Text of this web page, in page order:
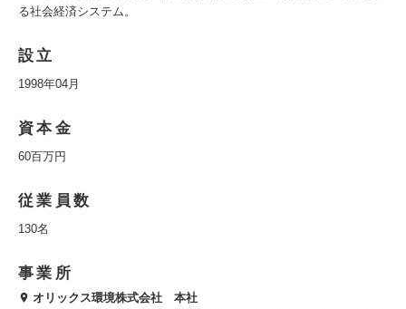
る社会経済システム。
設立
1998年04月
資本金
60百万円
従業員数
130名
事業所
オリックス環境株式会社 本社